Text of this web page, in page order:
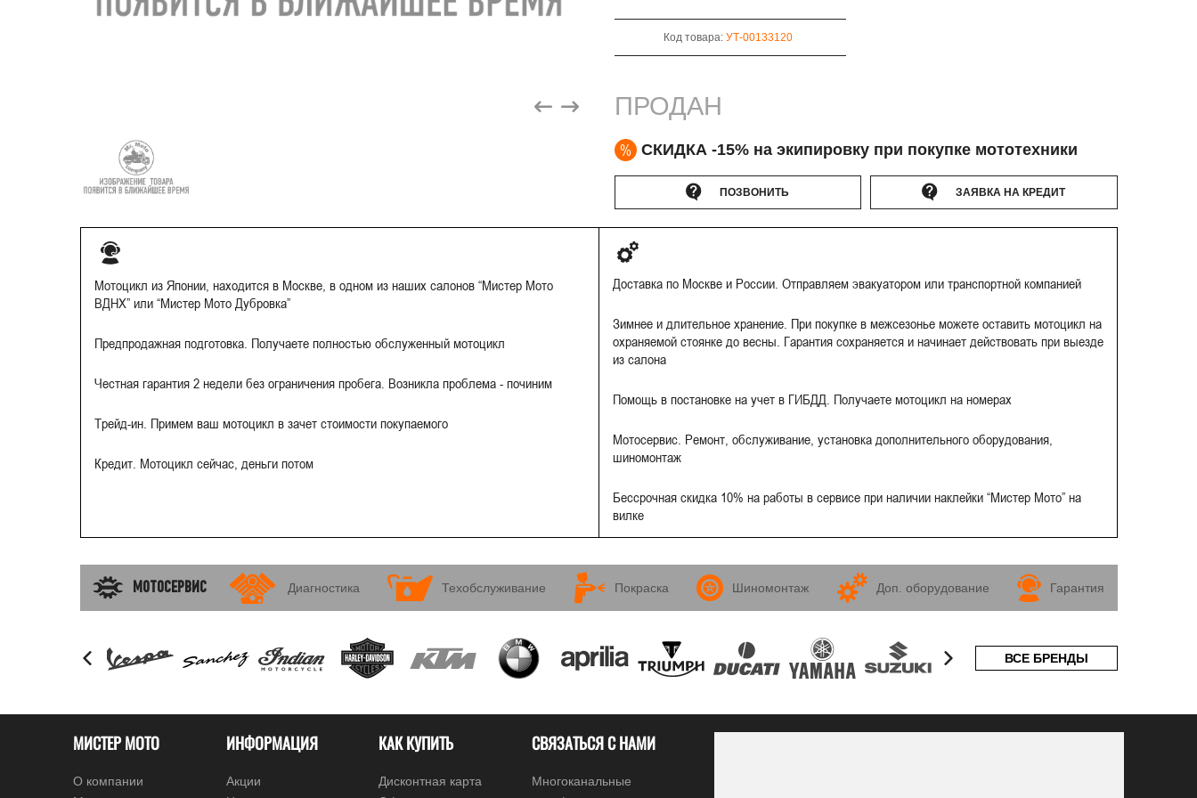
Код товара: УТ-00133120
ПРОДАН
% СКИДКА -15% на экипировку при покупке мототехники
ПОЗВОНИТЬ ЗАЯВКА НА КРЕДИТ
Мотоцикл из Японии, находится в Москве, в одном из наших салонов “Мистер Мото
ВДНХ” или “Мистер Мото Дубровка”
Предпродажная подготовка. Получаете полностью обслуженный мотоцикл
Честная гарантия 2 недели без ограничения пробега. Возникла проблема - починим
Трейд-ин. Примем ваш мотоцикл в зачет стоимости покупаемого
Кредит. Мотоцикл сейчас, деньги потом
Доставка по Москве и России. Отправляем эвакуатором или транспортной компанией
Зимнее и длительное хранение. При покупке в межсезонье можете оставить мотоцикл на
охраняемой стоянке до весны. Гарантия сохраняется и начинает действовать при выезде
из салона
Помощь в постановке на учет в ГИБДД. Получаете мотоцикл на номерах
Мотосервис. Ремонт, обслуживание, установка дополнительного оборудования,
шиномонтаж
Бессрочная скидка 10% на работы в сервисе при наличии наклейки “Мистер Мото” на
вилке
МОТОСЕРВИС Диагностика Техобслуживание Покраска Шиномонтаж Доп. оборудование Гарантия
ВСЕ БРЕНДЫ
МИСТЕР МОТО
О компании
ИНФОРМАЦИЯ
Акции
КАК КУПИТЬ
Дисконтная карта
СВЯЗАТЬСЯ С НАМИ
Многоканальные